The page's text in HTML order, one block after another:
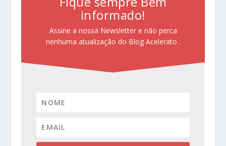
informado!
Assine a nossa Newsletter e não perca
nenhuma atualização do Blog Acelerato .